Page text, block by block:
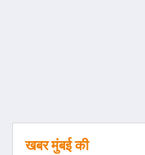
खबर मुंबई की